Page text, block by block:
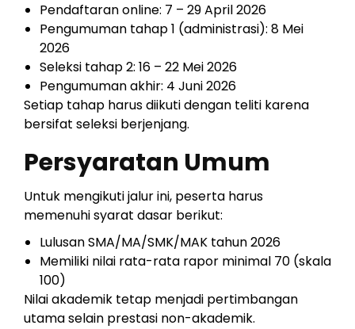
Pendaftaran online: 7 – 29 April 2026
Pengumuman tahap 1 (administrasi): 8 Mei
2026
Seleksi tahap 2: 16 – 22 Mei 2026
Pengumuman akhir: 4 Juni 2026
Setiap tahap harus diikuti dengan teliti karena
bersifat seleksi berjenjang.
Persyaratan Umum
Untuk mengikuti jalur ini, peserta harus
memenuhi syarat dasar berikut:
Lulusan SMA/MA/SMK/MAK tahun 2026
Memiliki nilai rata-rata rapor minimal 70 (skala
100)
Nilai akademik tetap menjadi pertimbangan
utama selain prestasi non-akademik.